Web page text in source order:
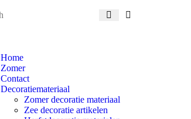
Home
Zomer
Contact
Decoratiemateriaal
Zomer decoratie materiaal
Zee decoratie artikelen